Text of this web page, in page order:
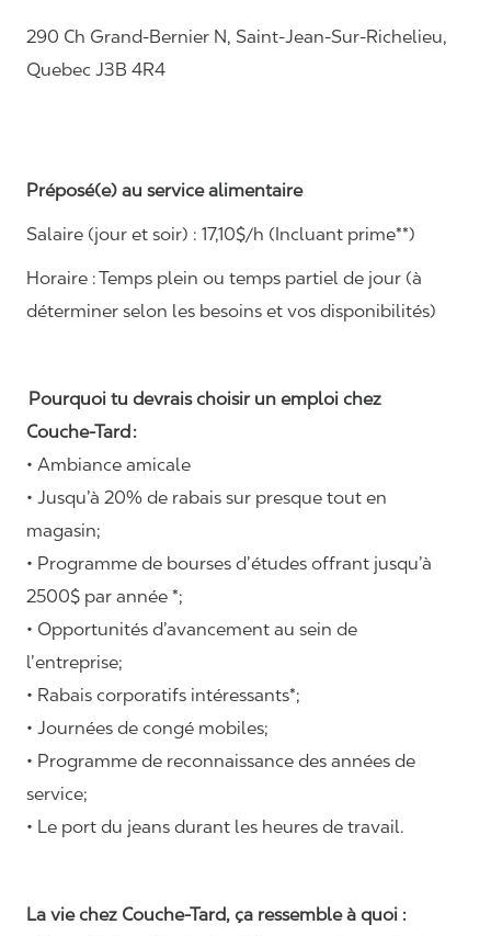
290 Ch Grand-Bernier N, Saint-Jean-Sur-Richelieu,
Quebec J3B 4R4
Préposé(e) au service alimentaire
Salaire (jour et soir) : 17,10$/h (Incluant prime**)
Horaire : Temps plein ou temps partiel de jour (à
déterminer selon les besoins et vos disponibilités)
Pourquoi tu devrais choisir un emploi chez
Couche-Tard :
• Ambiance amicale
• Jusqu’à 20% de rabais sur presque tout en
magasin;
• Programme de bourses d’études offrant jusqu’à
2500$ par année *;
• Opportunités d’avancement au sein de
l’entreprise;
• Rabais corporatifs intéressants*;
• Journées de congé mobiles;
• Programme de reconnaissance des années de
service;
• Le port du jeans durant les heures de travail.
La vie chez Couche-Tard, ça ressemble à quoi :